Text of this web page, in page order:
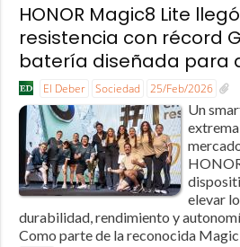
HONOR Magic8 Lite
resistencia con récord
batería diseñada para
El Deber Sociedad 25/Feb/2026
Un
elevar
durabilidad, rendimiento y
Como parte de la reconocida